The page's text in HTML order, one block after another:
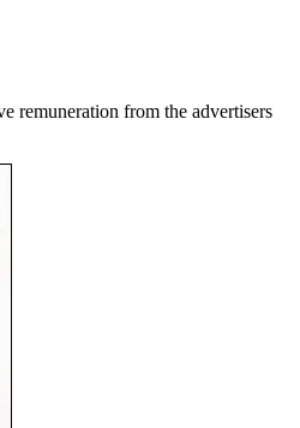
remuneration from the advertisers